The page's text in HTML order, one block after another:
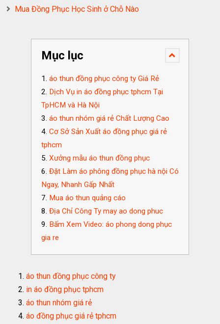
Mua Đồng Phục Học Sinh ở Chỗ Nào
Mục lục
áo thun đồng phục công ty Giá Rẻ
Dịch Vụ in áo đồng phục tphcm Tại
TpHCM và Hà Nội
áo thun nhóm giá rẻ Chất Lượng Cao
Cơ Sở Sản Xuất áo đồng phục giá rẻ
tphcm
Xưởng mẫu áo thun đồng phục
Đặt Làm áo phông đồng phục hà nội Có
Ngay, Nhanh Gấp Nhất
Mua áo thun quảng cáo
Địa Chỉ Công Ty may ao dong phuc
Bấm Xem Video: áo phong dong phục
gia re
áo thun đồng phục công ty
in áo đồng phục tphcm
áo thun nhóm giá rẻ
áo đồng phục giá rẻ tphcm